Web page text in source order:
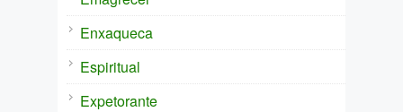
Enxaqueca
Espiritual
Expetorante